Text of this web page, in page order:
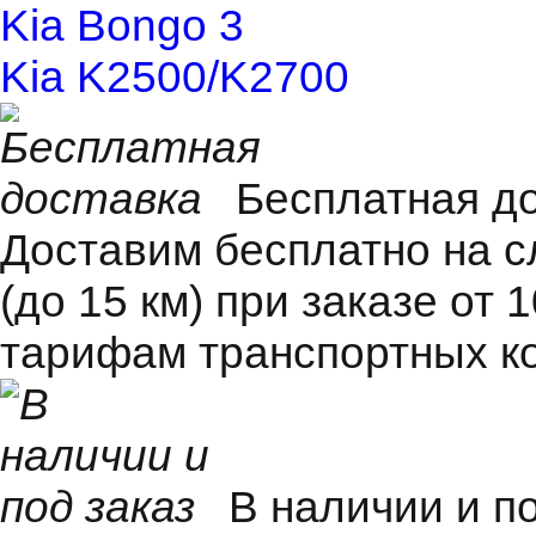
Kia Bongo 3
Kia K2500/K2700
Бесплатная
Доставим бесплатно на
(до 15 км) при заказе от
тарифам транспортных
В наличии и